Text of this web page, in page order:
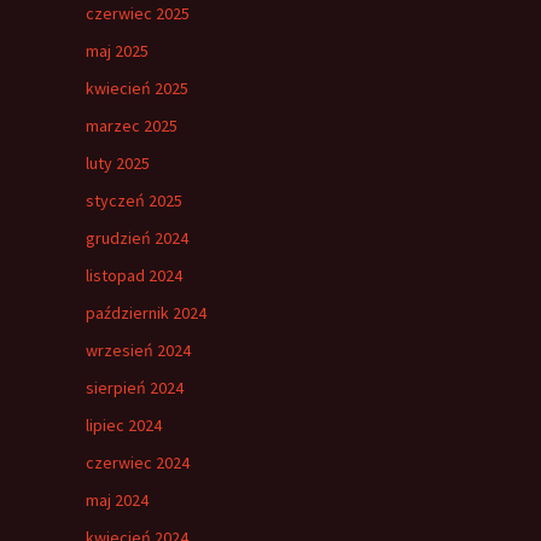
czerwiec 2025
maj 2025
kwiecień 2025
marzec 2025
luty 2025
styczeń 2025
grudzień 2024
listopad 2024
październik 2024
wrzesień 2024
sierpień 2024
lipiec 2024
czerwiec 2024
maj 2024